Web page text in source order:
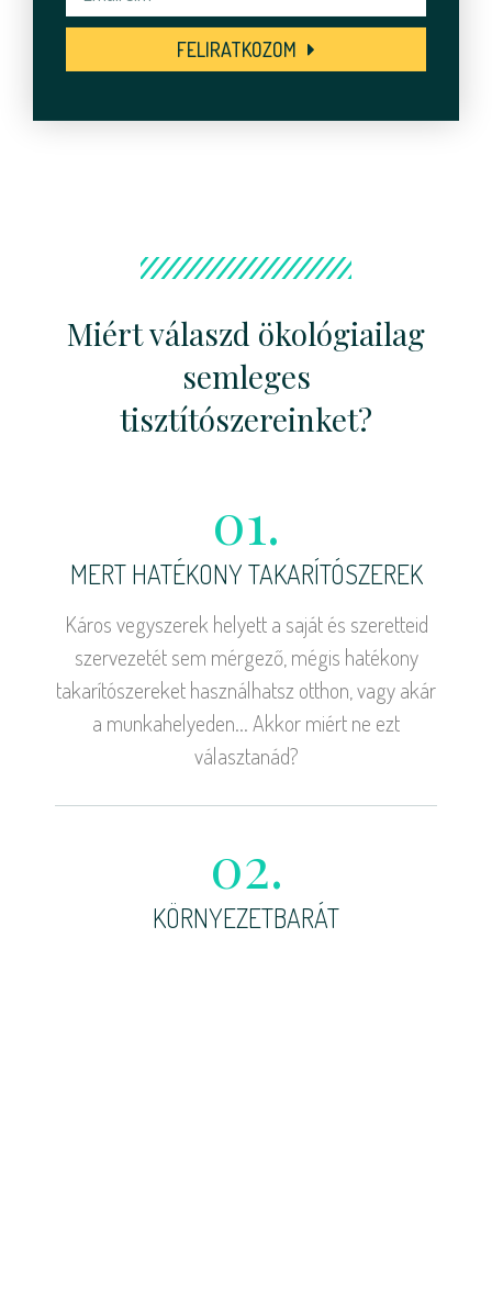
FELIRATKOZOM
Miért válaszd ökológiailag
semleges
tisztítószereinket?
01.
MERT HATÉKONY TAKARÍTÓSZEREK
Káros vegyszerek helyett a saját és szeretteid
szervezetét sem mérgező, mégis hatékony
takarítószereket használhatsz otthon, vagy akár
a munkahelyeden... Akkor miért ne ezt
választanád?
02.
KÖRNYEZETBARÁT